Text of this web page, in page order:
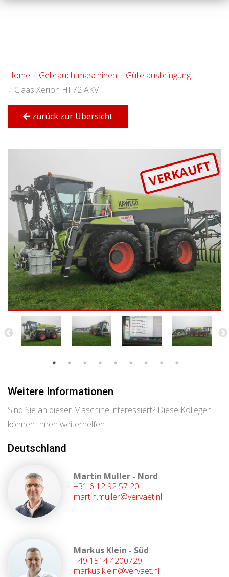
Home Gebrauchtmaschinen
Gülle ausbringung
Claas Xerion HF72 AKV
zurück zur Übersicht
VERKAUFT
Weitere Informationen
Sind Sie an dieser Maschine interessiert? Diese Kollegen
können Ihnen weiterhelfen.
Deutschland
Martin Muller - Nord
+31 6 12 92 57 20
martin.muller@vervaet.nl
Markus Klein - Süd
+49 1514 4200729
markus.klein@vervaet.nl